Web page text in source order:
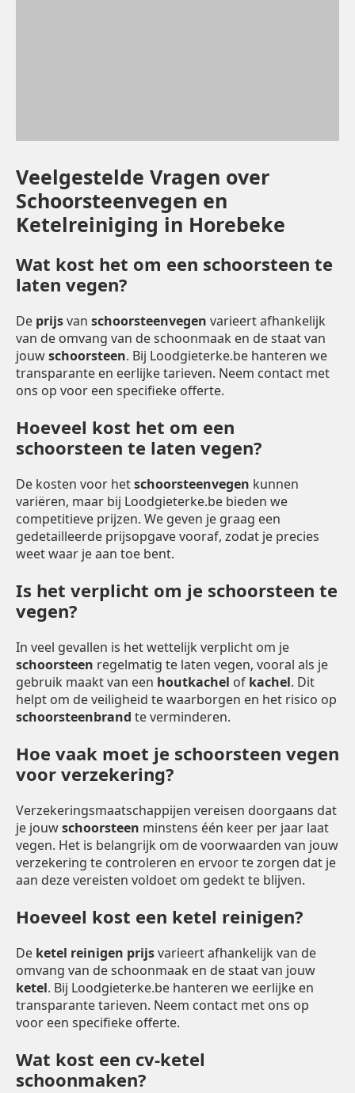
Veelgestelde Vragen over
Schoorsteenvegen en
Ketelreiniging in Horebeke
Wat kost het om een schoorsteen te
laten vegen?
De prijsvan schoorsteenvegen varieert afhankelijk
van de omvang van de schoonmaak en de staat van
jouwschoorsteen. Bij Loodgieterke.be hanteren we
transparante en eerlijke tarieven. Neem contact met
ons op voor een specifieke offerte.
Hoeveel kost het om een
schoorsteen te laten vegen?
De kosten voor hetschoorsteenvegen kunnen
variëren, maar bij Loodgieterke.be bieden we
competitieve prijzen. We geven je graag een
gedetailleerde prijsopgave vooraf, zodat je precies
weet waar je aan toe bent.
Is het verplicht om je schoorsteen te
vegen?
In veel gevallen is het wettelijk verplicht om je
schoorsteen regelmatig te laten vegen, vooral als je
gebruik maakt van een houtkachel of kachel. Dit
helpt om de veiligheid te waarborgen en het risico op
schoorsteenbrand te verminderen.
Hoe vaak moet je schoorsteen vegen
voor verzekering?
Verzekeringsmaatschappijen vereisen doorgaans dat
je jouwschoorsteen minstens één keer per jaar laat
vegen. Het is belangrijk om de voorwaarden van jouw
verzekering te controleren en ervoor te zorgen dat je
aan deze vereisten voldoet om gedekt te blijven.
Hoeveel kost een ketel reinigen?
De ketel reinigen prijsvarieert afhankelijk van de
omvang van de schoonmaak en de staat van jouw
ketel. Bij Loodgieterke.be hanteren we eerlijke en
transparante tarieven. Neem contact met ons op
voor een specifieke offerte.
Wat kost een cv-ketel
schoonmaken?